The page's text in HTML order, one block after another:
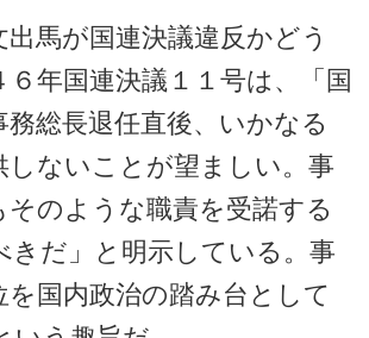
馬が国連決議違反かどう
６年国連決議１１号は、「国
務総長退任直後、いかなる
しないことが望ましい。事
そのような職責を受諾する
きだ」と明示している。事
を国内政治の踏み台として